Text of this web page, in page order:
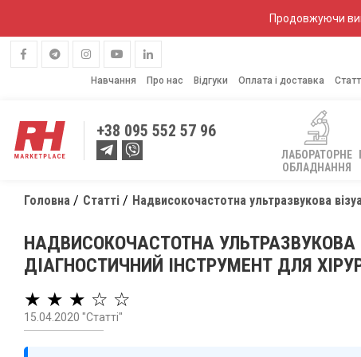
Продовжуючи
Навчання Про нас Відгуки Оплата і доставка
+38 095 552 57 96
ЛАБОРАТОРНЕ
ОБЛАДНАННЯ
Головна Статті Надвисокочастотна ультразвукова
НАДВИСОКОЧАСТОТНА УЛЬТРАЗВУКОВА
ДІАГНОСТИЧНИЙ ІНСТРУМЕНТ ДЛЯ
★ ★ ★ ☆ ☆
15.04.2020 "Статті"